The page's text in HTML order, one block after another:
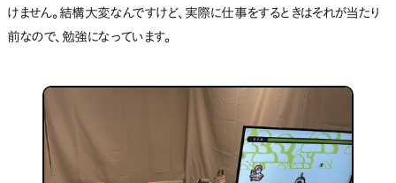
けません。結構大変なんですけど、実際に仕事をするときはそれが当たり
前なので、勉強になっています。